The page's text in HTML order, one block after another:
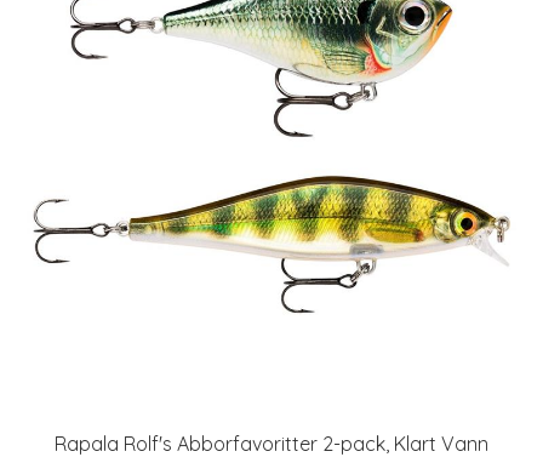
Rapala Rolf's Abborfavoritter 2-pack, Klart Vann